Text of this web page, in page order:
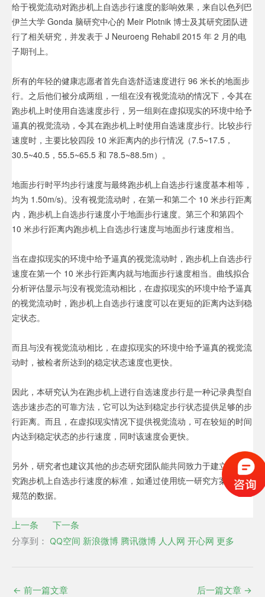
给于视觉流动对跑步机上自选步行速度的影响效果，来自以色列巴
伊兰大学 Gonda 脑研究中心的 Meir Plotnik 博士及其研究团队进
行了相关研究，并发表于 J Neuroeng Rehabil 2015 年 2 月的电
子期刊上。
所有的年轻的健康志愿者首先自选舒适速度进行 96 米长的地面步
行。之后他们被分成两组，一组在没有视觉流动的情况下，令其在
跑步机上时使用自选速度步行，另一组则在虚拟现实的环境中给予
逼真的视觉流动，令其在跑步机上时使用自选速度步行。比较步行
速度时，主要比较四段 10 米距离内的步行情况（7.5~17.5，
30.5~40.5，55.5~65.5 和 78.5~88.5m）。
地面步行时平均步行速度与最终跑步机上自选步行速度基本相等，
均为 1.50m/s)。没有视觉流动时，在第一和第二个 10 米步行距离
内，跑步机上自选步行速度小于地面步行速度。第三个和第四个
10 米步行距离内跑步机上自选步行速度与地面步行速度相当。
当在虚拟现实的环境中给予逼真的视觉流动时，跑步机上自选步行
速度在第一个 10 米步行距离内就与地面步行速度相当。曲线拟合
分析评估显示与没有视觉流动相比，在虚拟现实的环境中给予逼真
的视觉流动时，跑步机上自选步行速度可以在更短的距离内达到稳
定状态。
而且与没有视觉流动相比，在虚拟现实的环境中给予逼真的视觉流
动时，被检者所达到的稳定状态速度也更快。
因此，本研究认为在跑步机上进行自选速度步行是一种记录典型自
选步速步态的可靠方法，它可以为达到稳定步行状态提供足够的步
行距离。而且，在虚拟现实情况下提供视觉流动，可在较短的时间
内达到稳定状态的步行速度，同时该速度会更快。
另外，研究者也建议其他的步态研究团队能共同致力于建立一个研
究跑步机上自选步行速度的标准，如通过使用统一研究方案或收集
规范的数据。
上一条
下一条
分享到：
QQ空间 新浪微博 腾讯微博 人人网 开心网 更多
← 前一篇文章 后一篇文章 →